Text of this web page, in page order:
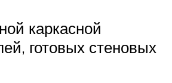
каркасной
готовых стеновых